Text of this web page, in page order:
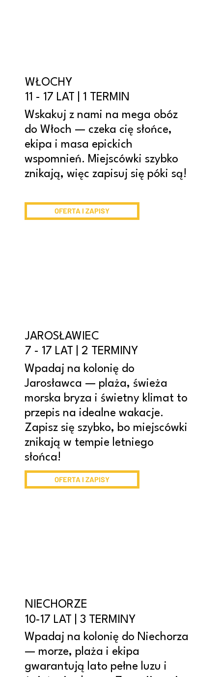
WŁOCHY
11 - 17 LAT | 1 TERMIN
Wskakuj z nami na mega obóz
do Włoch — czeka cię słońce,
ekipa i masa epickich
wspomnień. Miejscówki szybko
znikają, więc zapisuj się póki są!
OFERTA I ZAPISY
JAROSŁAWIEC
7 - 17 LAT | 2 TERMINY
Wpadaj na kolonię do
Jarosławca — plaża, świeża
morska bryza i świetny klimat to
przepis na idealne wakacje.
Zapisz się szybko, bo miejscówki
znikają w tempie letniego
słońca!
OFERTA I ZAPISY
NIECHORZE
10-17 LAT | 3 TERMINY
Wpadaj na kolonię do Niechorza
— morze, plaża i ekipa
gwarantują lato pełne luzu i